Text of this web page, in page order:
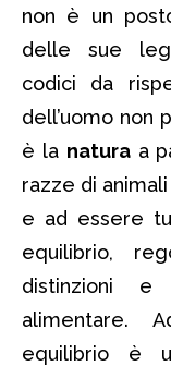
non è un
delle sue
codici da
dell’uomo non
è la naturaa
razze di
e ad essere
equilibrio,
distinzioni
alimentare.
equilibrio è